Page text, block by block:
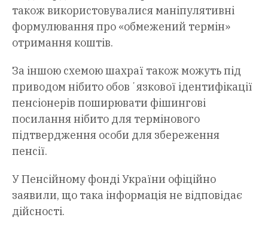
також використовувалися маніпулятивні
формулювання про «обмежений термін»
отримання коштів.
За іншою схемою шахраї також можуть під
приводом нібито обовʼязкової ідентифікації
пенсіонерів поширювати фішингові
посилання нібито для термінового
підтвердження особи для збереження
пенсії.
У Пенсійному фонді України офіційно
заявили, що така інформація не відповідає
дійсності.